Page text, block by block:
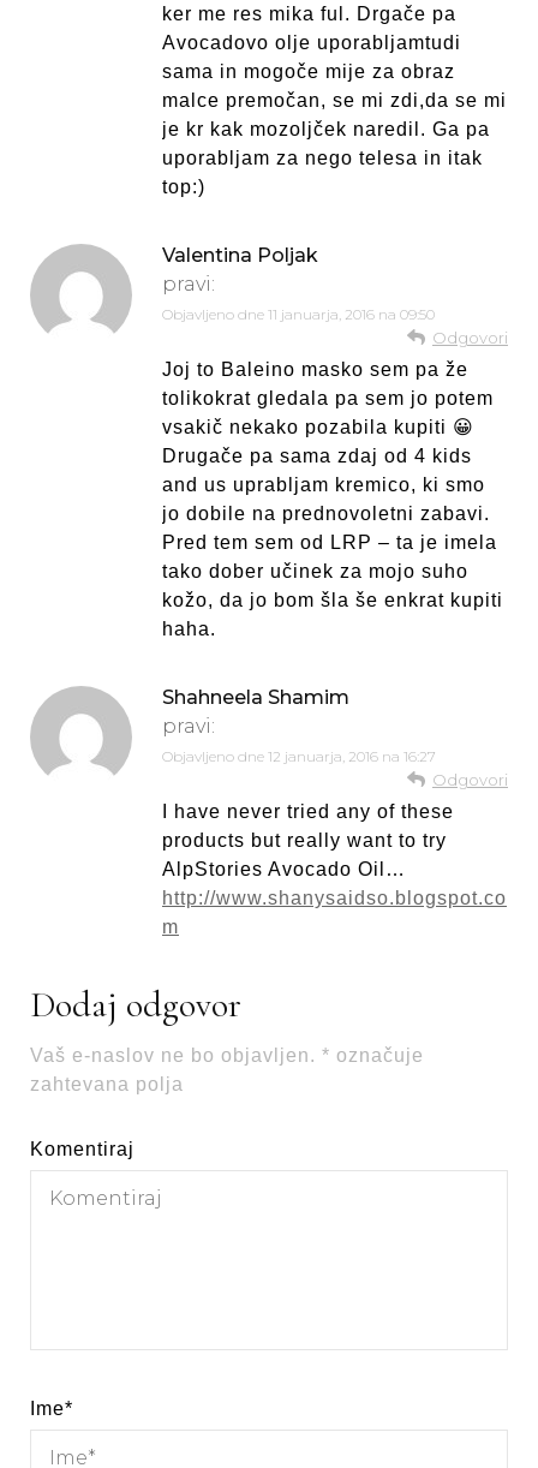
ker me res mika ful. Drgače pa
Avocadovo olje uporabljamtudi
sama in mogoče mije za obraz
malce premočan, se mi zdi,da se mi
je kr kak mozoljček naredil. Ga pa
uporabljam za nego telesa in itak
top:)
Valentina Poljak
pravi:
Objavljeno dne 11 januarja, 2016 na 09:50
Odgovori
Joj to Baleino masko sem pa že
tolikokrat gledala pa sem jo potem
vsakič nekako pozabila kupiti 😀
Drugače pa sama zdaj od 4 kids
and us uprabljam kremico, ki smo
jo dobile na prednovoletni zabavi.
Pred tem sem od LRP – ta je imela
tako dober učinek za mojo suho
kožo, da jo bom šla še enkrat kupiti
haha.
Shahneela Shamim
pravi:
Objavljeno dne 12 januarja, 2016 na 16:27
Odgovori
I have never tried any of these
products but really want to try
AlpStories Avocado Oil…
http://www.shanysaidso.blogspot.co
m
Dodaj odgovor
Vaš e-naslov ne bo objavljen. * označuje
zahtevana polja
Komentiraj
Ime*